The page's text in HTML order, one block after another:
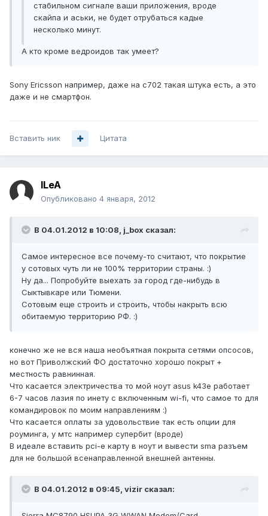
стабильном сигнале ваши приложения, вроде
скайпа и аськи, не будет отрубаться кадые
несколько минут.
А кто кроме ведроидов так умеет?
Sony Ericsson например, даже на c702 такая штука есть, а это
даже и не смартфон.
Вставить ник Цитата
ILeA
Опубликовано 4 января, 2012
В 04.01.2012 в 10:08, j_box сказал:
Самое интересное все почему-то считают, что покрытие
у сотовых чуть ли не 100% территории страны. :)
Ну да... Попробуйте выехать за город где-нибудь в
Сыктывкаре или Тюмени.
Сотовым еще строить и строить, чтобы накрыть всю
обитаемую территорию РФ. :)
конечно же не вся наша необъятная покрыта сетями опсосов,
но вот Приволжский ФО достаточно хорошо покрыт +
местность равнинная.
Что касается электричества то мой ноут asus k43e работает
6-7 часов лазия по инету с включенным wi-fi, что самое то для
командировок по моим направлениям :)
Что касается оплаты за удовольствие так есть опции для
роуминга, у мтс например супербит (вроде)
В идеале вставить pci-e карту в ноут и вывести sma разъем
для не большой всенаправленной внешней антенны.
В 04.01.2012 в 09:45, vizir сказал: